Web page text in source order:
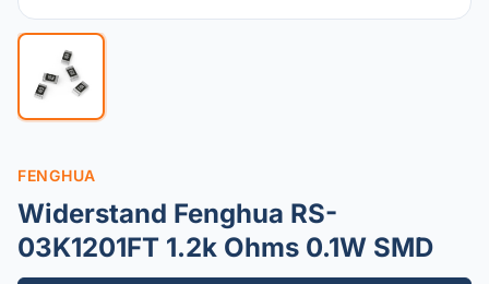
FENGHUA
Widerstand Fenghua RS-
03K1201FT 1.2k Ohms 0.1W SMD